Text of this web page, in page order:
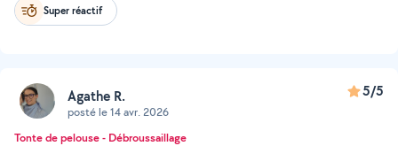
Super réactif
Agathe R.
posté le 14 avr. 2026
5/5
Tonte de pelouse - Débroussaillage